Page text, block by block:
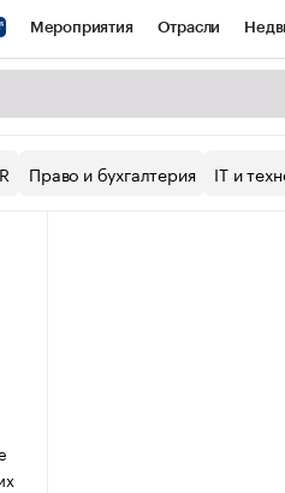
Мероприятия Отрасли
СПб Спецпроекты
Право и бухгалтерия IT и